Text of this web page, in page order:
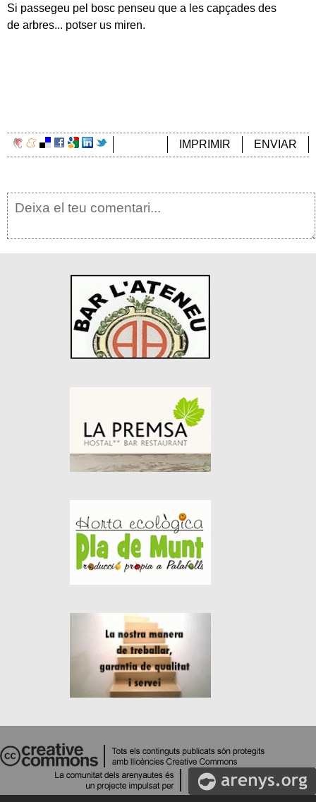
Si passegeu pel bosc penseu que a les capçades des
de arbres... potser us miren.
ENVIAR
IMPRIMIR